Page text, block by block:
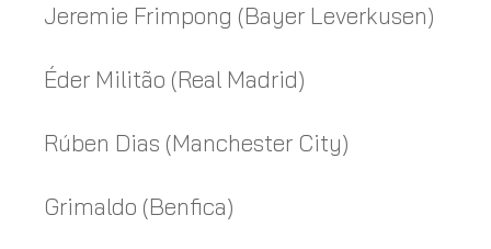
Jeremie Frimpong (Bayer Leverkusen)
Éder Militão (Real Madrid)
Rúben Dias (Manchester City)
Grimaldo (Benfica)